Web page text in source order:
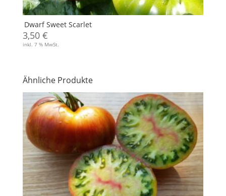
Dwarf Sweet Scarlet
3,50 €
inkl. 7 % MwSt.
Ähnliche Produkte